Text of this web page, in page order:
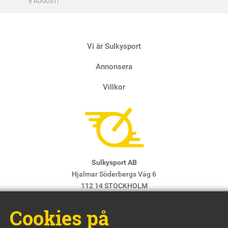
Vi är Sulkysport
Annonsera
Villkor
Sulkysport AB
Hjalmar Söderbergs Väg 6
112 14 STOCKHOLM
Chefredaktör & ansvarig utgivare:
Cookies på